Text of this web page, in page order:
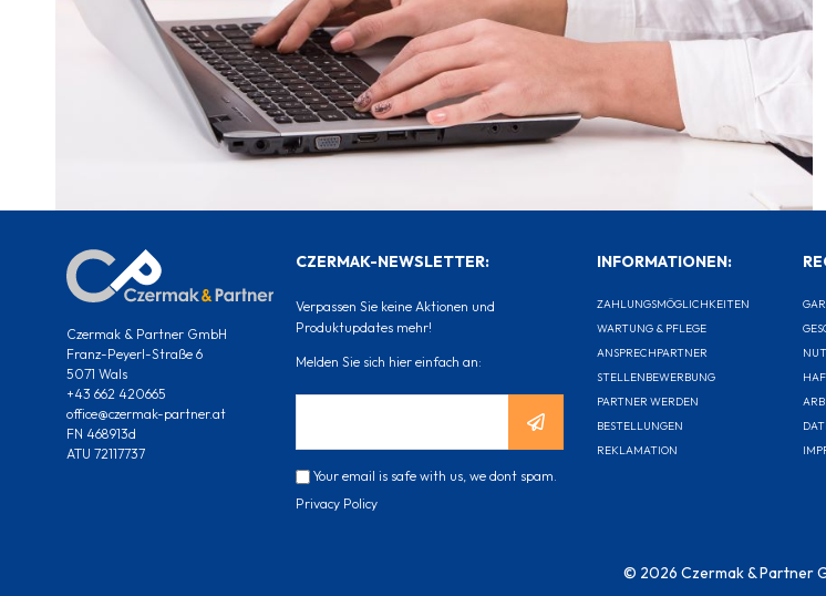
Czermak & Partner GmbH
Franz-Peyerl-Straße 6
5071 Wals
+43 662 420665
office@czermak-partner.at
FN 468913d
ATU 72117737
CZERMAK-NEWSLETTER:
Verpassen Sie keine Aktionen und
Produktupdates mehr!
Melden Sie sich hier einfach an:
Your email is safe with us, we dont spam.
Privacy Policy
INFORMATIONEN:
ZAHLUNGSMÖGLICHKEITEN
WARTUNG & PFLEGE
ANSPRECHPARTNER
STELLENBEWERBUNG
PARTNER WERDEN
BESTELLUNGEN
REKLAMATION
© 2026 Czermak & Partner